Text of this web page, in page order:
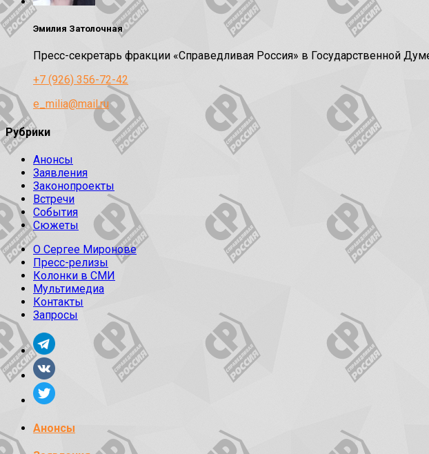
Эмилия Затолочная
Пресс-секретарь фракции «Справедливая Россия» в Государственной
+7 (926) 356-72-42
e_milia@mail.ru
Рубрики
Анонсы
Заявления
Законопроекты
Встречи
События
Сюжеты
О Сергее Миронове
Пресс-релизы
Колонки в СМИ
Мультимедиа
Контакты
Запросы
Анонсы